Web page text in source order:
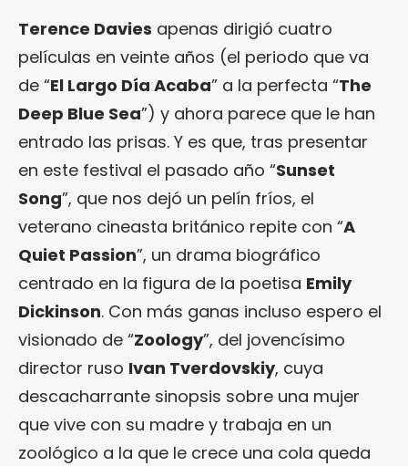
Terence Davies apenas dirigió cuatro
películas en veinte años (el periodo que va
de “El Largo Día Acaba” a la perfecta “The
Deep Blue Sea”) y ahora parece que le han
entrado las prisas. Y es que, tras presentar
en este festival el pasado año “Sunset
Song”, que nos dejó un pelín fríos, el
veterano cineasta británico repite con “A
Quiet Passion”, un drama biográfico
centrado en la figura de la poetisa Emily
Dickinson. Con más ganas incluso espero el
visionado de “Zoology”, del jovencísimo
director ruso Ivan Tverdovskiy, cuya
descacharrante sinopsis sobre una mujer
que vive con su madre y trabaja en un
zoológico a la que le crece una cola queda